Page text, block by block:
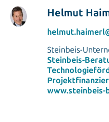
Helmut
Steinbeis-
Steinbeis-
www.steinbeis-